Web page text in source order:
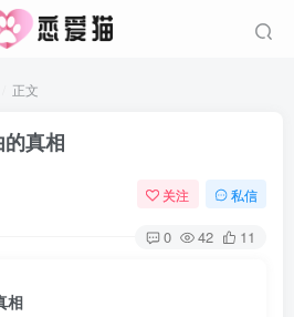
正文
真相
关注 私信
0 42 11
相